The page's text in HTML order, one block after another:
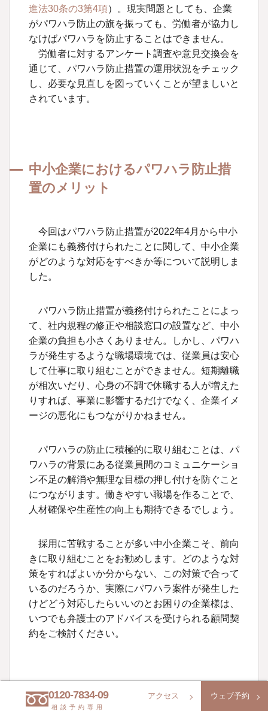
進法30条の3第4項 ）。現実問題としても、企業
がパワハラ防止の旗を振っても、労働者が協力し
なけばパワハラを防止することはできません。
労働者に対するアンケート調査や意見交換会を
通じて、パワハラ防止措置の運用状況をチェック
し、必要な見直しを図っていくことが望ましいと
されています。
中小企業におけるパワハラ防止措
置のメリット
今回はパワハラ防止措置が2022年4月から中小
企業にも義務付けられたことに関して、中小企業
がどのような対応をすべきか等について説明しま
した。
パワハラ防止措置が義務付けられたことによっ
て、社内規程の修正や相談窓口の設置など、中小
企業の負担も小さくありません。しかし、パワハ
ラが発生するような職場環境では、従業員は安心
して仕事に取り組むことができません。短期離職
が相次いだり、心身の不調で休職する人が増えた
りすれば、事業に影響するだけでなく、企業イメ
ージの悪化にもつながりかねません。
パワハラの防止に積極的に取り組むことは、パ
ワハラの背景にある従業員間のコミュニケーショ
ン不足の解消や無理な目標の押し付けを防ぐこと
につながります。働きやすい職場を作ることで、
人材確保や生産性の向上も期待できるでしょう。
採用に苦戦することが多い中小企業こそ、前向
きに取り組むことをお勧めします。どのような対
策をすればよいか分からない、この対策で合って
いるのだろうか、実際にパワハラ案件が発生した
けどどう対応したらいいのとお困りの企業様は、
いつでも弁護士のアドバイスを受けられる顧問契
約をご検討ください。
執筆者
0120-7834-09
相談予約専用
アクセス ウェブ予約